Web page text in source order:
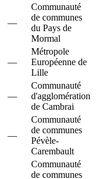
—
Communauté
de communes
du Pays de
Mormal
—
Métropole
Européenne de
Lille
—
Communauté
d'agglomération
de Cambrai
—
Communauté
de communes
Pévèle-
Carembault
Communauté
de communes